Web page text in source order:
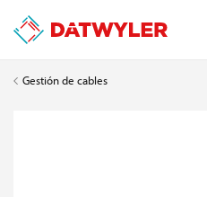
Gestión de cables